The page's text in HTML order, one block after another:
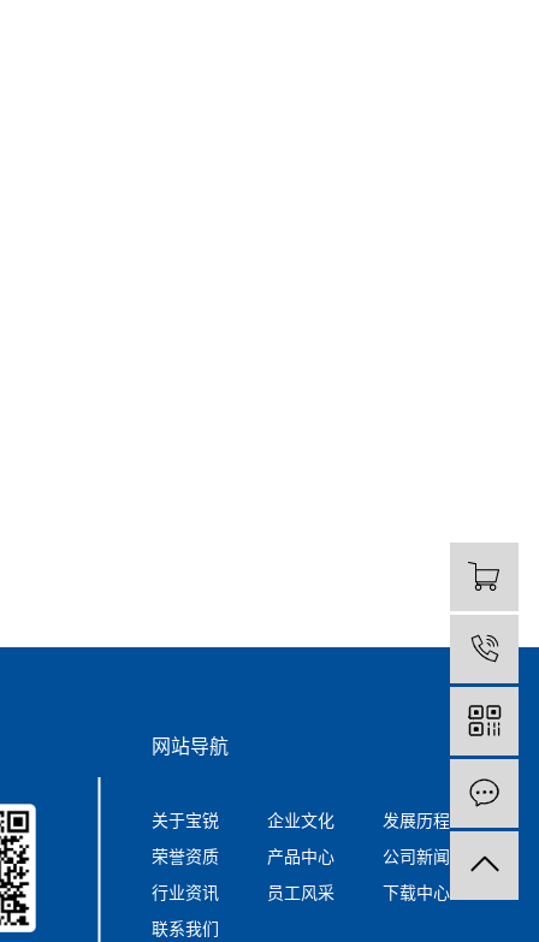
网站导航
关于宝锐 企业文化
发展历程
荣誉资质
产品中心
公司新闻
行业资讯
员工风采
下载中心
联系我们